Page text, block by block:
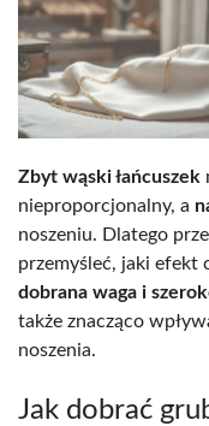
Zbyt wąski łańcuszek
nieproporcjonalny, a
noszeniu. Dlatego
przemyśleć, jaki efekt
dobrana waga i
także znacząco
noszenia.
Jak dobrać